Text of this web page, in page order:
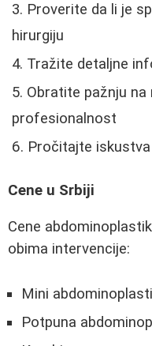
Proverite da li je
hirurgiju
Tražite detaljne
Obratite pažnju na
profesionalnost
Pročitajte
Cene u Srbiji
Cene
obima intervencije:
Mini
Potpuna